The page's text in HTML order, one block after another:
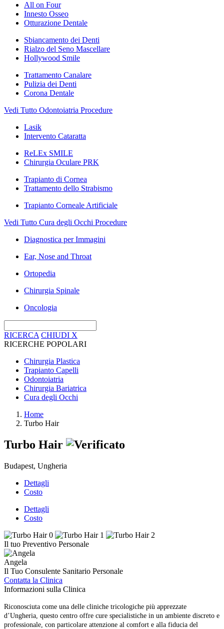
All on Four
Innesto Osseo
Otturazione Dentale
Sbiancamento dei Denti
Rialzo del Seno Mascellare
Hollywood Smile
Trattamento Canalare
Pulizia dei Denti
Corona Dentale
Vedi Tutto Odontoiatria Procedure
Lasik
Intervento Cataratta
ReLEx SMILE
Chirurgia Oculare PRK
Trapianto di Cornea
Trattamento dello Strabismo
Trapianto Corneale Artificiale
Vedi Tutto Cura degli Occhi Procedure
Diagnostica per Immagini
Ear, Nose and Throat
Ortopedia
Chirurgia Spinale
Oncologia
RICERCA CHIUDI X
RICERCHE POPOLARI
Chirurgia Plastica
Trapianto Capelli
Odontoiatria
Chirurgia Bariatrica
Cura degli Occhi
Home
Turbo Hair
Turbo Hair
Budapest, Ungheria
Dettagli
Costo
Dettagli
Costo
Il tuo Preventivo Personale
Angela
Il Tuo Consulente Sanitario Personale
Contatta la Clinica
Informazioni sulla Clinica
Riconosciuta come una delle cliniche tricologiche più apprezzate
d’Ungheria, questo centro offre cure specialistiche in un ambiente discreto e
professionale, con particolare attenzione al comfort e alla fiducia del